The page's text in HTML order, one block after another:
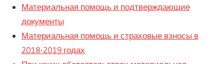
Материальная помощь и подтверждающие
документы
Материальная помощь и страховые взносы в
2018-2019 годах